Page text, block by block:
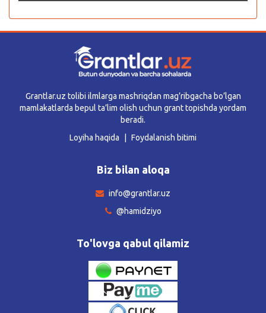
Grantlar.uz tolibi ilmlarga mashriqdan mag’ribgacha bo’lgan
mamlakatlarda bepul ta’lim olish uchun grant topishda yordam
beradi.
Loyiha haqida
Foydalanish bitimi
Biz bilan aloqa
info@grantlar.uz
@hamidziyo
To'lovga qabul qilamiz